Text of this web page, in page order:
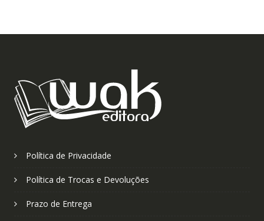
Política de Privacidade
Política de Trocas e Devoluções
Prazo de Entrega